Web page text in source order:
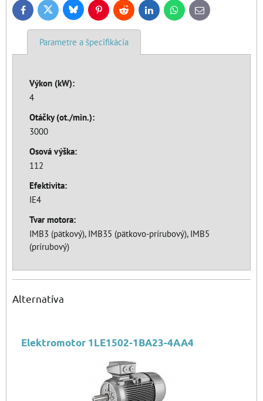
FacebookTwitter BlueskyPinterestReddit LinkedInWhatsApp
E-
mail
Parametre a špecifikácia
Výkon (kW):
4
Otáčky (ot./min.):
3000
Osová výška:
112
Efektivita:
IE4
Tvar motora:
IMB3 (pätkový), IMB35 (pätkovo-prírubový), IMB5
(prírubový)
Alternatíva
Elektromotor 1LE1502-1BA23-4AA4